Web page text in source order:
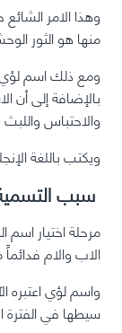
وهذا الامر
منها هو الثور
ومع ذلك اسم لؤي
بالإضافة إلى أن
والاحتباس واللبث
ويكتب باللغة
سبب
مرحلة اختيار اسم
الاب والام
واسم لؤي اعتبره
سيطها في الفترة